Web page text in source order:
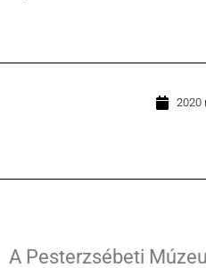
2020
A Pesterzsébeti